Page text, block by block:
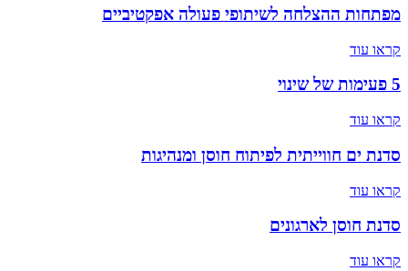
מפתחות ההצלחה לשיתופי פעולה אפקטיביים
קראו עוד
5 פעימות של שינוי
קראו עוד
סדנת ים חווייתית לפיתוח חוסן ומנהיגות
קראו עוד
סדנת חוסן לארגונים
קראו עוד